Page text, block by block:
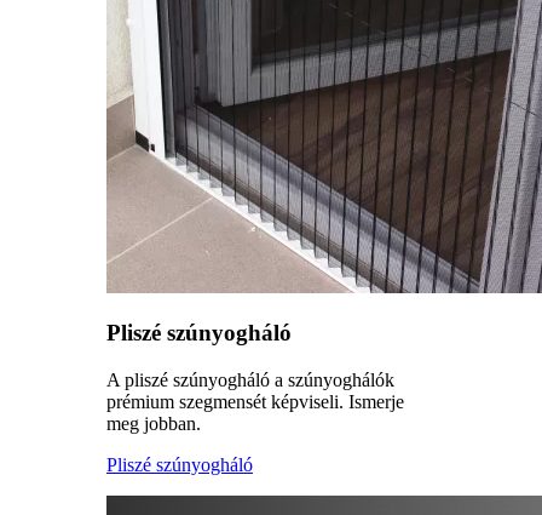
Pliszé szúnyogháló
A pliszé szúnyogháló a szúnyoghálók
prémium szegmensét képviseli. Ismerje
meg jobban.
Pliszé szúnyogháló